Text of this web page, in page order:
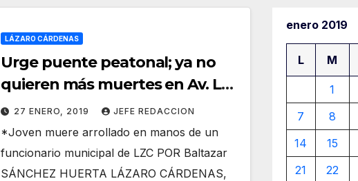
LÁZARO CÁRDENAS
Urge puente peatonal; ya no
quieren más muertes en Av. Las
Palmas
27 ENERO, 2019 JEFE REDACCION
*Joven muere arrollado en manos de un
funcionario municipal de LZC POR Baltazar
SÁNCHEZ HUERTA LÁZARO CÁRDENAS,
enero 2019
L M
1
7
8
14
15
21
22